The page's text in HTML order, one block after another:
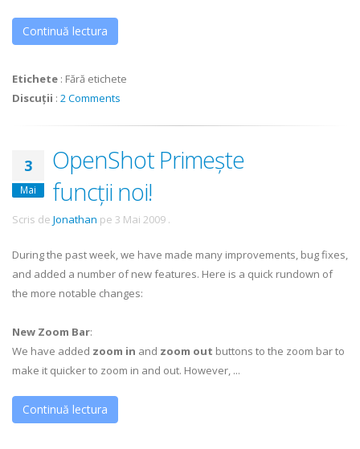
Continuă lectura
Etichete : Fără etichete
Discuții : 2 Comments
3
Mai
OpenShot Primește
funcții noi!
Scris de Jonathan pe 3 Mai 2009 .
During the past week, we have made many improvements, bug fixes,
and added a number of new features. Here is a quick rundown of
the more notable changes:
New Zoom Bar:
We have added zoom in and zoom out buttons to the zoom bar to
make it quicker to zoom in and out. However, ...
Continuă lectura